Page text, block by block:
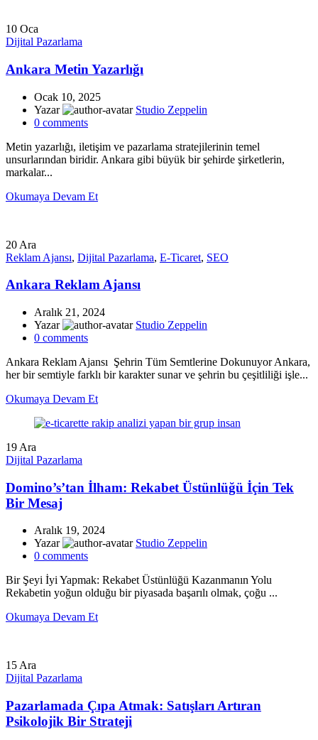
10 Oca
Dijital Pazarlama
Ankara Metin Yazarlığı
Ocak 10, 2025
Yazar
Studio Zeppelin
0 comments
Metin yazarlığı, iletişim ve pazarlama stratejilerinin temel
unsurlarından biridir. Ankara gibi büyük bir şehirde şirketlerin,
markalar...
Okumaya Devam Et
20 Ara
Reklam Ajansı, Dijital Pazarlama, E-Ticaret, SEO
Ankara Reklam Ajansı
Aralık 21, 2024
Yazar
Studio Zeppelin
0 comments
Ankara Reklam Ajansı Şehrin Tüm Semtlerine Dokunuyor Ankara,
her bir semtiyle farklı bir karakter sunar ve şehrin bu çeşitliliği işle...
Okumaya Devam Et
19 Ara
Dijital Pazarlama
Domino’s’tan İlham: Rekabet Üstünlüğü İçin Tek
Bir Mesaj
Aralık 19, 2024
Yazar
Studio Zeppelin
0 comments
Bir Şeyi İyi Yapmak: Rekabet Üstünlüğü Kazanmanın Yolu
Rekabetin yoğun olduğu bir piyasada başarılı olmak, çoğu ...
Okumaya Devam Et
15Ara
Dijital Pazarlama
Pazarlamada Çıpa Atmak: Satışları Artıran
Psikolojik Bir Strateji